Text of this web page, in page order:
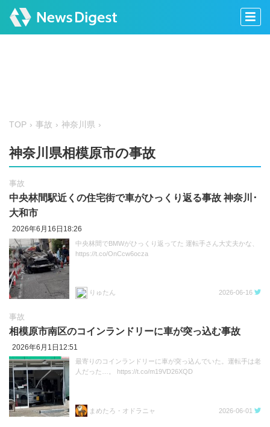
TOP 事故 神奈川県
神奈川県相模原市の事故
事故
中央林間駅近くの住宅街で車がひっくり返る事故 神奈川･
大和市
2026年6月16日18:26
中央林間でBMWがひっくり返ってた 運転手さん大丈夫かな、
https://t.co/OnCcw6ocza
りゅたん 2026-06-16
事故
相模原市南区のコインランドリーに車が突っ込む事故
2026年6月1日12:51
最寄りのコインランドリーに車が突っ込んでいた。運転手は老
人だった…。 https://t.co/m19VD26XQD
まめたろ・オドラニャ 2026-06-01